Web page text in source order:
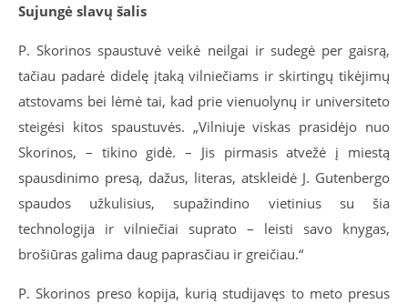
Sujungė slavų šalis
P. Skorinos spaustuvė veikė neilgai ir sudegė per gaisrą,
tačiau padarė didelę įtaką vilniečiams ir skirtingų tikėjimų
atstovams bei lėmė tai, kad prie vienuolynų ir universiteto
steigėsi kitos spaustuvės. „Vilniuje viskas prasidėjo nuo
Skorinos, – tikino gidė. – Jis pirmasis atvežė į miestą
spausdinimo presą, dažus, literas, atskleidė J. Gutenbergo
spaudos užkulisius, supažindino vietinius su šia
technologija ir vilniečiai suprato – leisti savo knygas,
brošiūras galima daug paprasčiau ir greičiau.“
P. Skorinos preso kopija, kurią studijavęs to meto presus